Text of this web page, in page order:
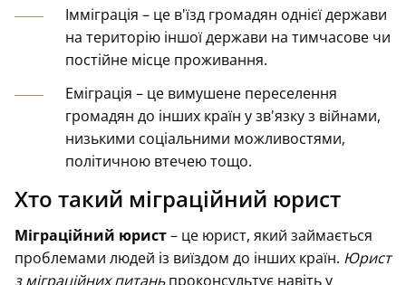
Імміграція – це в'їзд громадян однієї держави
на територію іншої держави на тимчасове чи
постійне місце проживання.
Еміграція – це вимушене переселення
громадян до інших країн у зв'язку з війнами,
низькими соціальними можливостями,
політичною втечею тощо.
Хто такий міграційний юрист
Міграційний юрист– це юрист, який займається
проблемами людей із виїздом до інших країн. Юрист
з міграційних питаньпроконсультує навіть у